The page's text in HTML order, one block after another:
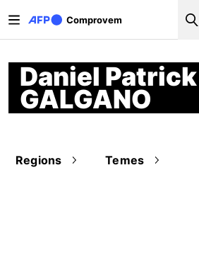
Comprovem
Daniel Patrick
GALGANO
Regions Temes